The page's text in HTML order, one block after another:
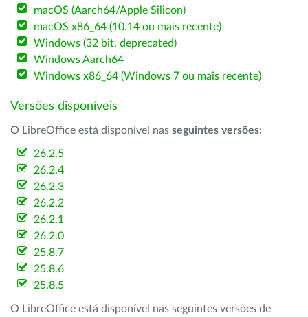
macOS (Aarch64/Apple Silicon)
macOS x86_64 (10.14 ou mais recente)
Windows (32 bit, deprecated)
Windows Aarch64
Windows x86_64 (Windows 7 ou mais recente)
Versões disponíveis
O LibreOffice está disponível nas seguintes versões:
26.2.5
26.2.4
26.2.3
26.2.2
26.2.1
26.2.0
25.8.7
25.8.6
25.8.5
O LibreOffice está disponível nas seguintes versões de